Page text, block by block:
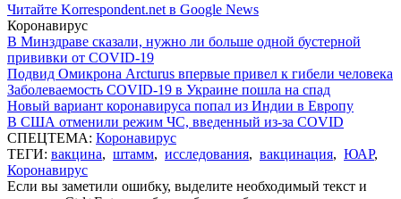
Читайте Korrespondent.net в Google News
Коронавирус
В Минздраве сказали, нужно ли больше одной бустерной
прививки от COVID-19
Подвид Омикрона Arcturus впервые привел к гибели человека
Заболеваемость COVID-19 в Украине пошла на спад
Новый вариант коронавируса попал из Индии в Европу
В США отменили режим ЧС, введенный из-за COVID
СПЕЦТЕМА: Коронавирус
ТЕГИ: вакцина, штамм, исследования, вакцинация, ЮАР,
Коронавирус
Если вы заметили ошибку, выделите необходимый текст и